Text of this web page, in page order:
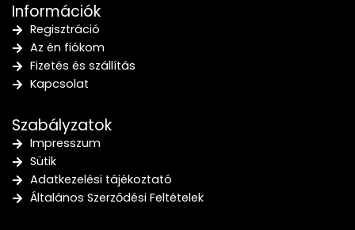
Információk
Regisztráció
Az én fiókom
Fizetés és szállítás
Kapcsolat
Szabályzatok
Impresszum
Sütik
Adatkezelési tájékoztató
Általános Szerződési Feltételek